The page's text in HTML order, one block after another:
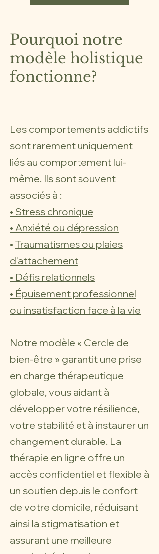
Pourquoi notre
modèle holistique
fonctionne?
Les comportements addictifs
sont rarement uniquement
liés au comportement lui-
même. Ils sont souvent
associés à :
• Stress chronique
• Anxiété ou dépression
• Traumatismes ou plaies
d'attachement
• Défis relationnels
• Épuisement professionnel
ou insatisfaction face à la vie
Notre modèle « Cercle de
bien-être » garantit une prise
en charge thérapeutique
globale, vous aidant à
développer votre résilience,
votre stabilité et à instaurer un
changement durable. La
thérapie en ligne offre un
accès confidentiel et flexible à
un soutien depuis le confort
de votre domicile, réduisant
ainsi la stigmatisation et
assurant une meilleure